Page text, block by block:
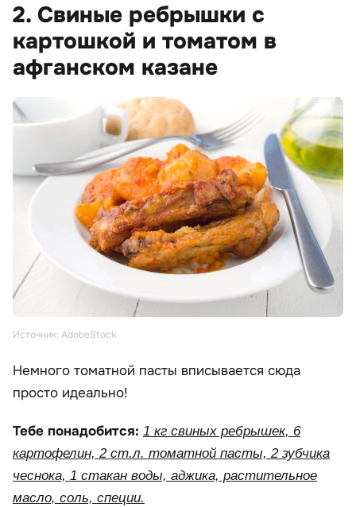
2. Свиные ребрышки с
картошкой и томатом в
афганском казане
Источник: AdobeStock
Немного томатной пасты вписывается сюда
просто идеально!
Тебе понадобится: 1 кг свиных ребрышек, 6
картофелин, 2 ст.л. томатной пасты, 2 зубчика
чеснока, 1 стакан воды, аджика, растительное
масло, соль, специи.